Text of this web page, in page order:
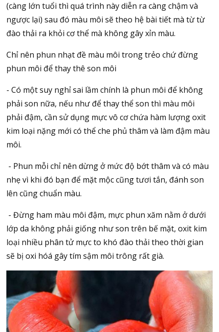
(càng lớn tuổi thì quá trình này diễn ra càng chậm và
ngược lại) sau đó màu môi sẽ theo hệ bài tiết mà từ từ
đào thải ra khỏi cơ thể mà không gây xỉn màu.
Chỉ nên phun nhạt đề màu môi trong trẻo chứ đừng
phun môi để thay thê son môi
- Có một suy nghỉ sai lầm chính là phun môi để không
phải son nữa, nếu như để thay thể son thì màu môi
phải đậm, cần sử dụng mực vô cơ chứa hàm lượng oxit
kim loại nặng mới có thể che phủ thâm và làm đậm màu
môi.
- Phun mỗi chỉ nên dừng ở mức độ bớt thâm và có màu
nhẹ vì khi đó bạn để mặt mộc cũng tươi tắn, đánh son
lên cũng chuẩn màu.
- Đừng ham màu môi đậm, mực phun xăm nằm ở dưới
lớp da không phải giống như son trên bế mặt, oxit kim
loại nhiều phân tử mực to khó đào thải theo thời gian
sẽ bị oxi hóá gây tím sậm môi trông rất già.